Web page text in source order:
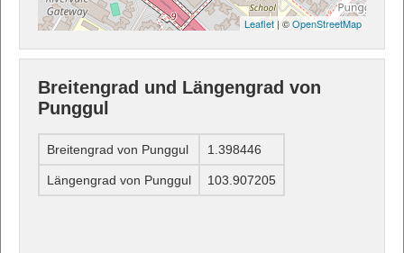
Leaflet | ©OpenStreetMap
Breitengrad und Längengrad von
Punggul
Breitengrad von Punggul 1.398446
Längengrad von Punggul 103.907205